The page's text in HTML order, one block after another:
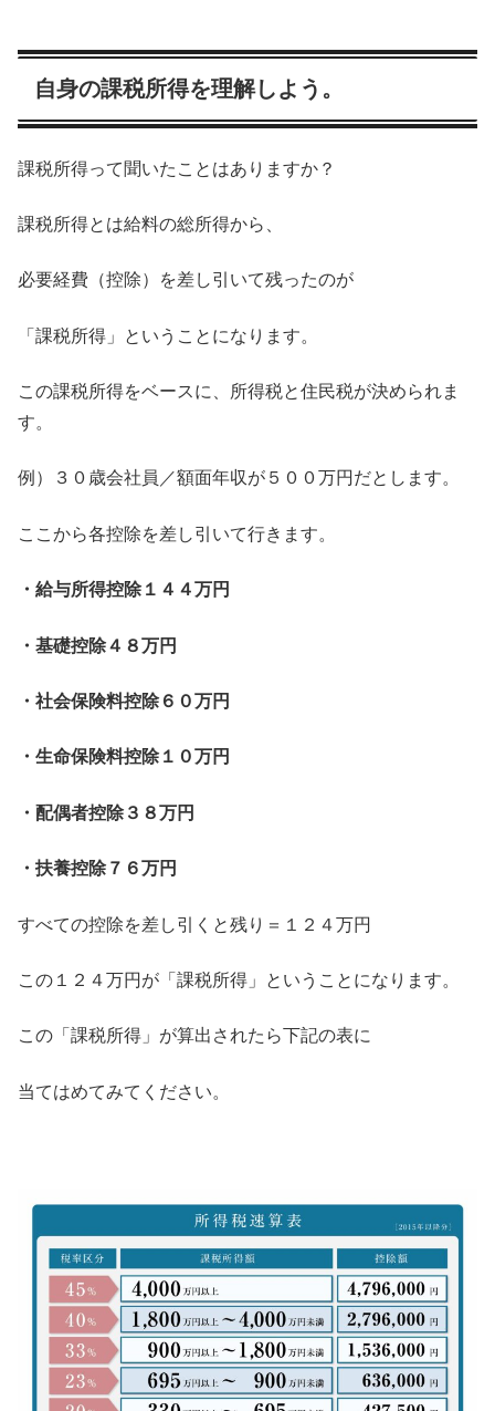
自身の課税所得を理解しよう。
課税所得って聞いたことはありますか？
課税所得とは給料の総所得から、
必要経費（控除）を差し引いて残ったのが
「課税所得」ということになります。
この課税所得をベースに、所得税と住民税が決められま
す。
例）３０歳会社員／額面年収が５００万円だとします。
ここから各控除を差し引いて行きます。
・給与所得控除１４４万円
・基礎控除４８万円
・社会保険料控除６０万円
・生命保険料控除１０万円
・配偶者控除３８万円
・扶養控除７６万円
すべての控除を差し引くと残り＝１２４万円
この１２４万円が「課税所得」ということになります。
この「課税所得」が算出されたら下記の表に
当てはめてみてください。